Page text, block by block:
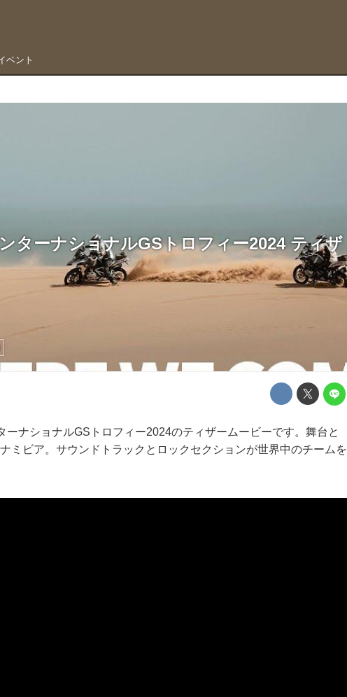
ベント
ターナショナルGSトロフィー2024 ティザ
ーナショナルGSトロフィー2024のティザームービーです。舞台と
ミビア。サウンドトラックとロックセクションが世界中のチームを